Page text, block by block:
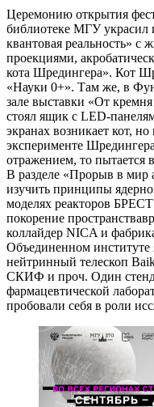
Церемонию открытия
библиотеке МГУ украсил
квантовая реальность»
проекциями,
кота Шредингера». Кот
«Науки 0+». Там же, в
зале выставки «От
стоял ящик с LED-
экранах возникает кот,
эксперименте
отражением, то пытается
В разделе «Прорыв в мир
изучить принципы
моделях реакторов
покорение
коллайдер NICA и
Объединенном
нейтринный телескоп
СКИФ и проч. Один
фармацевтической
пробовали себя в роли